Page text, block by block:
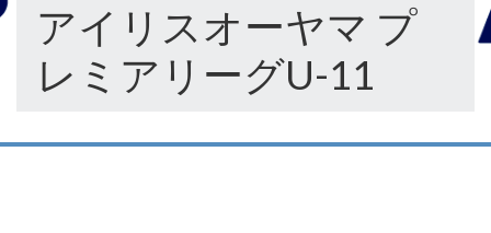
アイリスオーヤマ プ
レミアリーグU-11